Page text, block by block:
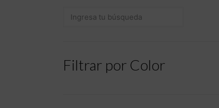
Filtrar por Color